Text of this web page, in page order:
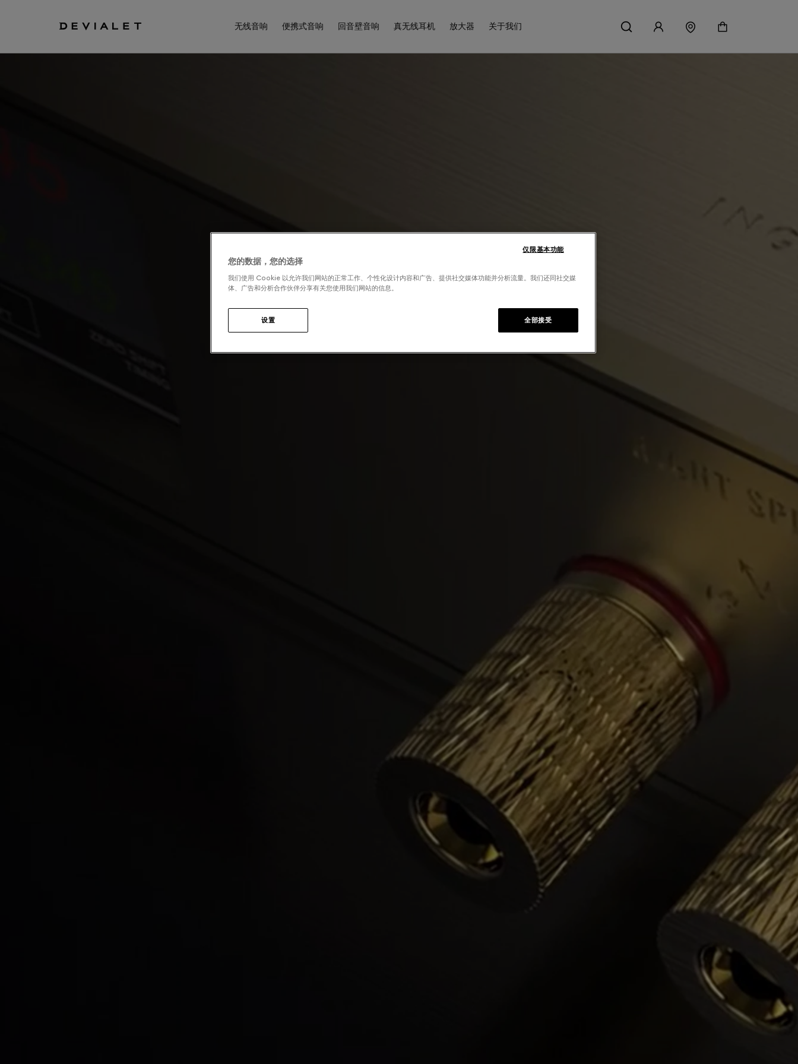
无线音响 便携式音响 回音壁音响 真无线耳机 放大器 关于我们
您的数据，您的选择
我们使用 Cookie 以允许我们网站的正常工作、个性化设计内容和广告、提供社交媒体功能并分析流量。我们还同社交媒
体、广告和分析合作伙伴分享有关您使用我们网站的信息。
设置
仅限基本功能
全部接受